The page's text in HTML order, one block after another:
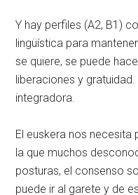
Y hay perfiles (A2, B1)
lingüística para
se quiere, se puede
liberaciones y
integradora.
El euskera nos necesita
la que muchos
posturas, el consenso
puede ir al garete y de